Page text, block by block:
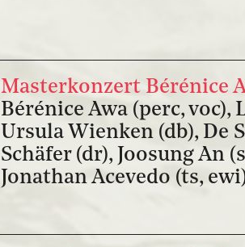
Masterkonzert Bérénice
Bérénice Awa (perc,
Ursula Wienken (db), De
Schäfer (dr), Joosung An
Jonathan Acevedo (ts,